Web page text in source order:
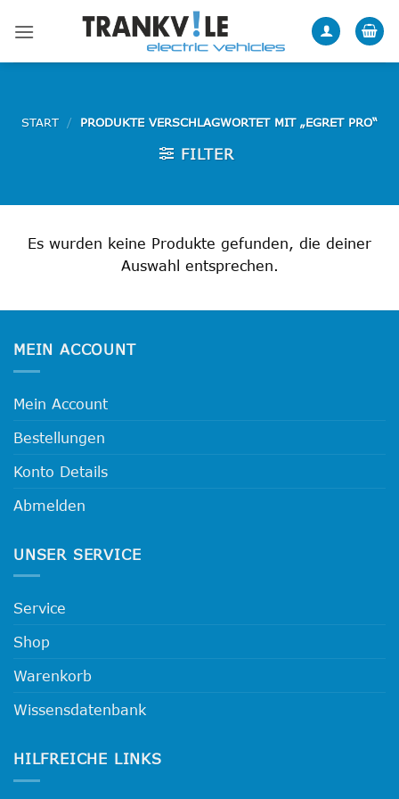
Inhalt
START / PRODUKTE VERSCHLAGWORTET MIT „EGRET PRO“
FILTER
Es wurden keine Produkte gefunden, die deiner
Auswahl entsprechen.
MEIN ACCOUNT
Mein Account
Bestellungen
Konto Details
Abmelden
UNSER SERVICE
Service
Shop
Warenkorb
Wissensdatenbank
HILFREICHE LINKS